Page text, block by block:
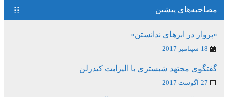
مصاحبه‌های پیشین
«پرواز در ابرهای ندانستن»
18 سپتامبر 2017
گفتگوی مجتهد شبستری با الیزابت کیدرلن
27 آگوست 2017